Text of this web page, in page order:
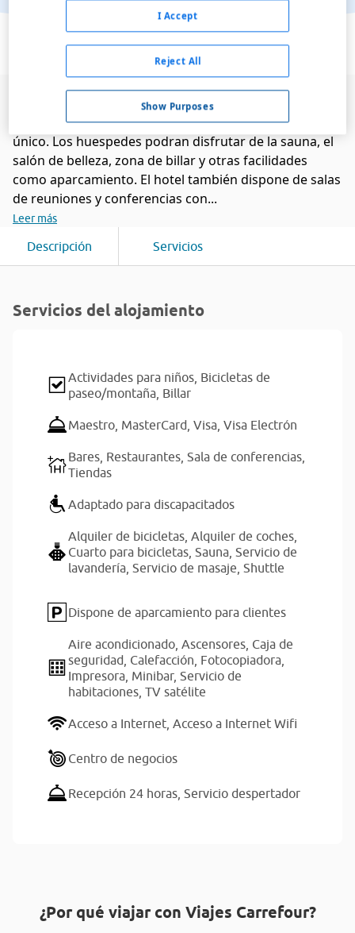
Ver en el mapa
El Park Hotel Zamkovy ofrece 42 habitaciones
confortables estilosamente decoradas y un servicio
único. Los huespedes podran disfrutar de la sauna, el
salón de belleza, zona de billar y otras facilidades
como aparcamiento. El hotel también dispone de salas
de reuniones y conferencias con...
Leer más
Descripción Servicios
Servicios del alojamiento
Actividades para niños, Bicicletas de
paseo/montaña, Billar
Maestro, MasterCard, Visa, Visa Electrón
Bares, Restaurantes, Sala de conferencias,
Tiendas
Adaptado para discapacitados
Alquiler de bicicletas, Alquiler de coches,
Cuarto para bicicletas, Sauna, Servicio de
lavandería, Servicio de masaje, Shuttle
Dispone de aparcamiento para clientes
Aire acondicionado, Ascensores, Caja de
seguridad, Calefacción, Fotocopiadora,
Impresora, Minibar, Servicio de
habitaciones, TV satélite
Acceso a Internet, Acceso a Internet Wifi
Centro de negocios
Recepción 24 horas, Servicio despertador
¿Por qué viajar con Viajes Carrefour?
Show Purposes
Reject All
I Accept